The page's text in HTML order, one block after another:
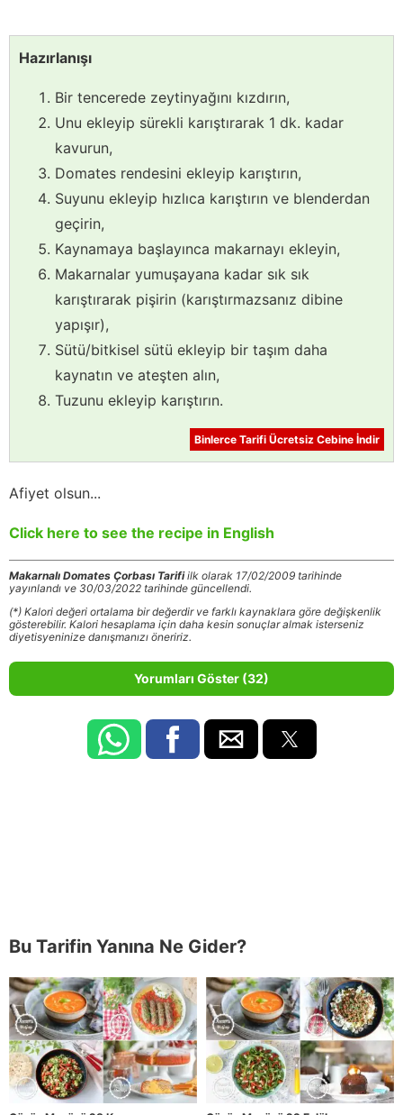
Hazırlanışı
Bir tencerede zeytinyağını kızdırın,
Unu ekleyip sürekli karıştırarak 1 dk. kadar
kavurun,
Domates rendesini ekleyip karıştırın,
Suyunu ekleyip hızlıca karıştırın ve blenderdan
geçirin,
Kaynamaya başlayınca makarnayı ekleyin,
Makarnalar yumuşayana kadar sık sık
karıştırarak pişirin (karıştırmazsanız dibine
yapışır),
Sütü/bitkisel sütü ekleyip bir taşım daha
kaynatın ve ateşten alın,
Tuzunu ekleyip karıştırın.
Binlerce Tarifi Ücretsiz Cebine İndir
Afiyet olsun...
Click here to see the recipe in English
Makarnalı Domates Çorbası Tarifiilk olarak 17/02/2009 tarihinde
yayınlandı ve 30/03/2022 tarihinde güncellendi.
(*) Kalori değeri ortalama bir değerdir ve farklı kaynaklara göre değişkenlik
gösterebilir. Kalori hesaplama için daha kesin sonuçlar almak isterseniz
diyetisyeninize danışmanızı öneririz.
Yorumları Göster (32)
Bu Tarifin Yanına Ne Gider?